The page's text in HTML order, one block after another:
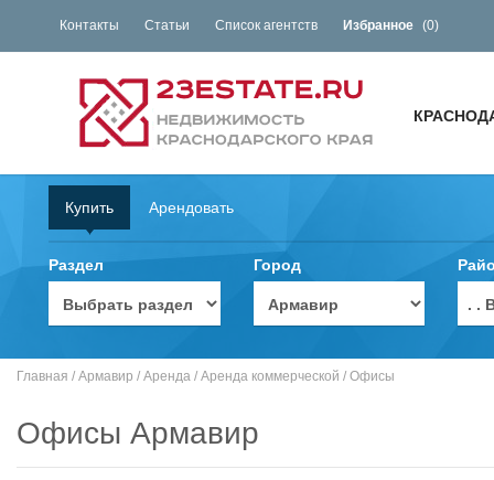
Контакты Статьи Список агентств Избранное (0)
Купить Арендовать
Раздел Город
. .
Главная / Армавир / Аренда / Аренда коммерческой / Офисы
Офисы Армавир